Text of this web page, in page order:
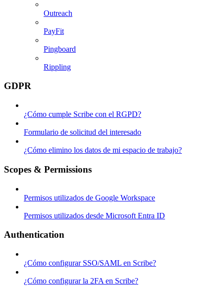
Outreach
PayFit
Pingboard
Rippling
GDPR
¿Cómo cumple Scribe con el RGPD?
Formulario de solicitud del interesado
¿Cómo elimino los datos de mi espacio de trabajo?
Scopes & Permissions
Permisos utilizados de Google Workspace
Permisos utilizados desde Microsoft Entra ID
Authentication
¿Cómo configurar SSO/SAML en Scribe?
¿Cómo configurar la 2FA en Scribe?